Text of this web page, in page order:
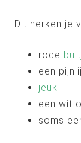
Dit herken je
rode
een
jeuk
een wit
soms